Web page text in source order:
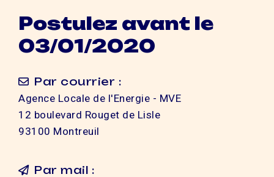
Postulez avant le
03/01/2020
Par courrier :
Agence Locale de l'Energie - MVE
12 boulevard Rouget de Lisle
93100 Montreuil
Par mail :